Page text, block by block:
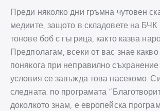
Преди няколко дни гръмна чутовен
медиите, защото в складовете на
тонове боб с гъгрица, както казва
Предполагам, всеки от вас знае
понякога при неправилно
условия се завъжда това насекомо.
следната: по програмата
доколкото знам, е европейска